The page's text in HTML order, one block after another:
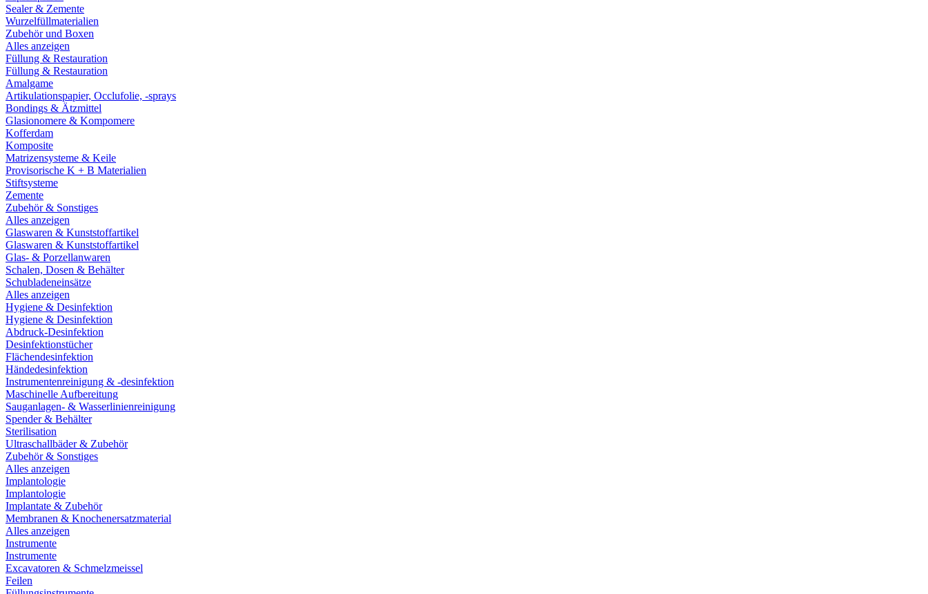
Sealer & Zemente
Wurzelfüllmaterialien
Zubehör und Boxen
Alles anzeigen
Füllung & Restauration
Füllung & Restauration
Amalgame
Artikulationspapier, Occlufolie, -sprays
Bondings & Ätzmittel
Glasionomere & Kompomere
Kofferdam
Komposite
Matrizensysteme & Keile
Provisorische K + B Materialien
Stiftsysteme
Zemente
Zubehör & Sonstiges
Alles anzeigen
Glaswaren & Kunststoffartikel
Glaswaren & Kunststoffartikel
Glas- & Porzellanwaren
Schalen, Dosen & Behälter
Schubladeneinsätze
Alles anzeigen
Hygiene & Desinfektion
Hygiene & Desinfektion
Abdruck-Desinfektion
Desinfektionstücher
Flächendesinfektion
Händedesinfektion
Instrumentenreinigung & -desinfektion
Maschinelle Aufbereitung
Sauganlagen- & Wasserlinienreinigung
Spender & Behälter
Sterilisation
Ultraschallbäder & Zubehör
Zubehör & Sonstiges
Alles anzeigen
Implantologie
Implantologie
Implantate & Zubehör
Membranen & Knochenersatzmaterial
Alles anzeigen
Instrumente
Instrumente
Excavatoren & Schmelzmeissel
Feilen